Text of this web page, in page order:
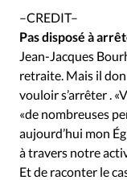
–CREDIT–
Pas disposé à
Jean-Jacques
retraite. Mais il
vouloir s’arrêter .
«de nombreuses
aujourd’hui mon
à travers notre
Et de raconter le